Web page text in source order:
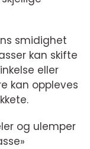
smidighet
kan skifte
eller
kan oppleves
og ulemper